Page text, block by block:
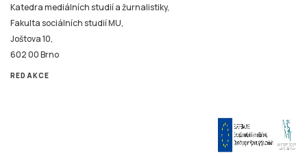
Katedra mediálních studií a žurnalistiky,
Fakulta sociálních studií MU,
Joštova 10,
602 00 Brno
REDAKCE